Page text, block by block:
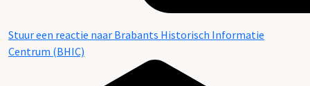
Stuur een reactie naar Brabants Historisch Informatie
Centrum (BHIC)